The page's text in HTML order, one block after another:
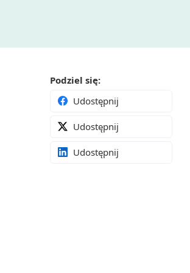
Podziel się:
Udostępnij
Udostępnij
Udostępnij